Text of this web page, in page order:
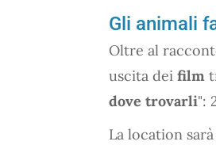
Gli animali
Oltre al
uscita dei film
dove trovarli":
La location sarà